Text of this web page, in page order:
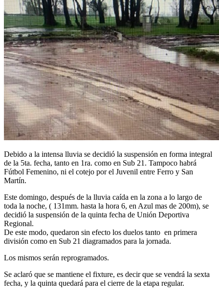
Debido a la intensa lluvia se decidió la suspensión en forma integral
de la 5ta. fecha, tanto en 1ra. como en Sub 21. Tampoco habrá
Fútbol Femenino, ni el cotejo por el Juvenil entre Ferro y San
Martín.
Este domingo, después de la lluvia caída en la zona a lo largo de
toda la noche, ( 131mm. hasta la hora 6, en Azul mas de 200m), se
decidió la suspensión de la quinta fecha de Unión Deportiva
Regional.
De este modo, quedaron sin efecto los duelos tanto en primera
división como en Sub 21 diagramados para la jornada.
Los mismos serán reprogramados.
Se aclaró que se mantiene el fixture, es decir que se vendrá la sexta
fecha, y la quinta quedará para el cierre de la etapa regular.